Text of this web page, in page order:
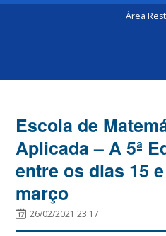
Área
Escola de
Aplicada – A 5ª
entre os dias 15
março
26/02/2021 23:17